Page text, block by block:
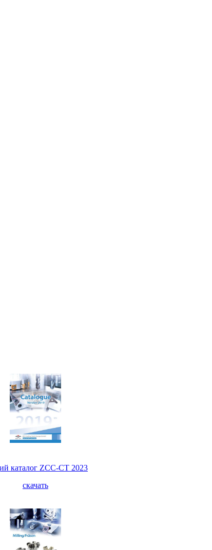
каталог ZCC-CT 2023
скачать